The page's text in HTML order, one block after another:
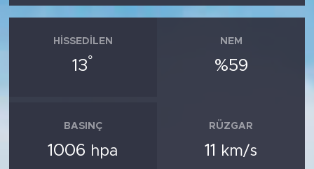
HISSEDILEN
13°
NEM
%59
BASINÇ
1006 hpa
RÜZGAR
11 km/s